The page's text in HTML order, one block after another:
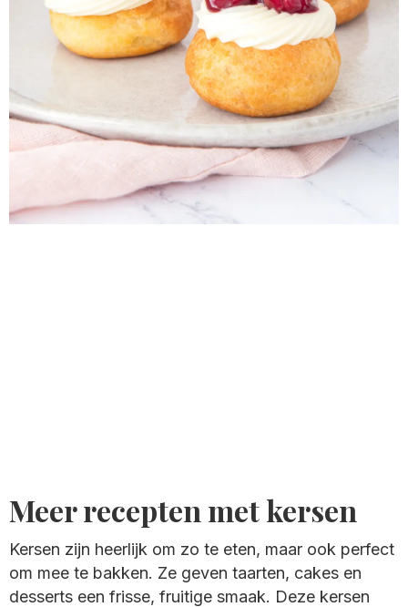
Meer recepten met kersen
Kersen zijn heerlijk om zo te eten, maar ook perfect
om mee te bakken. Ze geven taarten, cakes en
desserts een frisse, fruitige smaak. Deze kersen